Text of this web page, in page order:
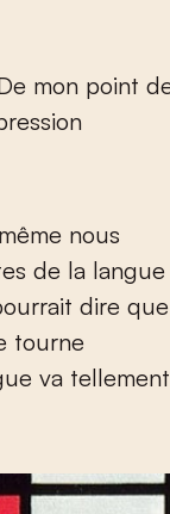
nous
de la langue
dire que
tourne
va tellement